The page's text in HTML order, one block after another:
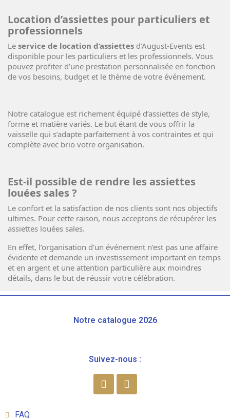
Location d’assiettes pour particuliers et
professionnels
Le service de location d’assiettes d’August-Events est
disponible pour les particuliers et les professionnels. Vous
pouvez profiter d’une prestation personnalisée en fonction
de vos besoins, budget et le thème de votre événement.
Notre catalogue est richement équipé d’assiettes de style,
forme et matière variés. Le but étant de vous offrir la
vaisselle qui s’adapte parfaitement à vos contraintes et qui
complète avec brio votre organisation.
Est-il possible de rendre les assiettes
louées sales ?
Le confort et la satisfaction de nos clients sont nos objectifs
ultimes. Pour cette raison, nous acceptons de récupérer les
assiettes louées sales.
En effet, l’organisation d’un événement n’est pas une affaire
évidente et demande un investissement important en temps
et en argent et une attention particulière aux moindres
détails, dans le but de réussir votre célébration.
Notre catalogue 2026
Suivez-nous :
FAQ